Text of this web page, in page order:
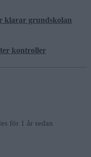
klarar grundskolan
kontroller
för 1 år sedan